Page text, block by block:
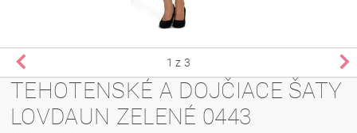
1 z 3
TEHOTENSKÉ A DOJČIACE ŠATY
LOVDAUN ZELENÉ 0443